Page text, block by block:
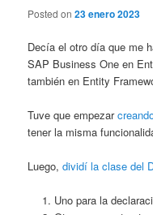
Posted on23 enero 2023
Decía el otro día que me
SAP Business One en
también en Entity
Tuve que empezar
tener la misma
Luego,dividí la clase del
Uno para la